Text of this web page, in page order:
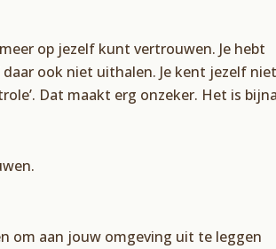
op jezelf kunt vertrouwen. Je hebt
ook niet uithalen. Je kent jezelf niet
Dat maakt erg onzeker. Het is bijna
om aan jouw omgeving uit te leggen